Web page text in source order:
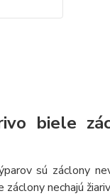
biele
sú záclony
nechajú